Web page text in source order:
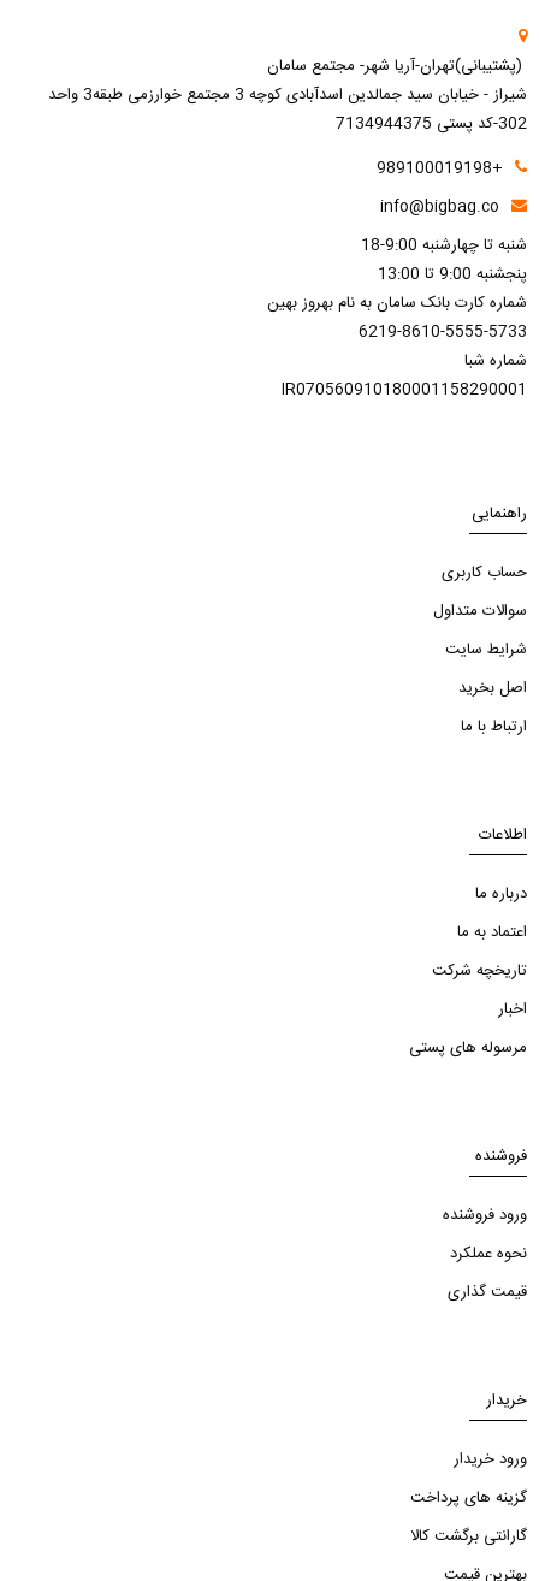
(پشتیبانی)تهران-آریا شهر- مجتمع سامان
شیراز - خیابان سید جمالدین اسدآبادی کوچه 3 مجتمع خوارزمی طبقه3 واحد
302-کد پستی 7134944375
+989100019198
info@bigbag.co
شنبه تا چهارشنبه 9:00-18
پنجشنبه 9:00 تا 13:00
شماره کارت بانک سامان به نام بهروز بهین
6219-8610-5555-5733
شماره شبا
IR070560910180001158290001
راهنمایی
حساب کاربری
سوالات متداول
شرایط سایت
اصل بخرید
ارتباط با ما
اطلاعات
درباره ما
اعتماد به ما
تاریخچه شرکت
اخبار
مرسوله های پستی
فروشنده
ورود فروشنده
نحوه عملکرد
قیمت گذاری
خریدار
ورود خریدار
گزینه های پرداخت
گارانتی برگشت کالا
بهترین قیمت